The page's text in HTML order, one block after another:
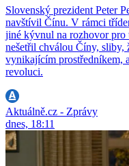
Slovenský prezident Peter
navštívil Čínu. V rámci
jiné kývnul na rozhovor
nešetřil chválou Číny, sliby,
vynikajícím prostředníkem,
revoluci.
Aktuálně.cz - Zprávy
dnes, 18:11